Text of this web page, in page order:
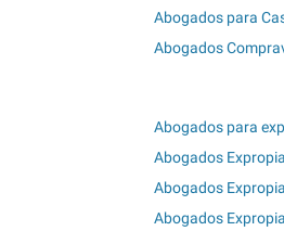
Abogados para
Abogados
Abogados para
Abogados
Abogados
Abogados